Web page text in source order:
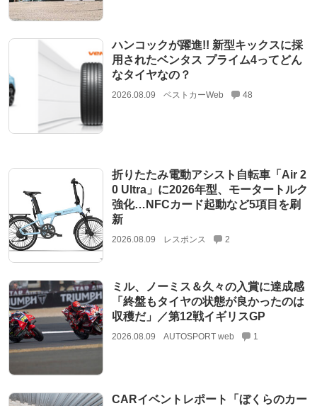
ハンコックが躍進!! 新型キックスに採
用されたベンタス プライム4ってどん
なタイヤなの？
2026.08.09 ベストカーWeb 48
折りたたみ電動アシスト自転車「Air 2
0 Ultra」に2026年型、モータートルク
強化…NFCカード起動など5項目を刷
新
2026.08.09 レスポンス 2
ミル、ノーミス＆久々の入賞に達成感
「終盤もタイヤの状態が良かったのは
収穫だ」／第12戦イギリスGP
2026.08.09 AUTOSPORT web 1
CARイベントレポート「ぼくらのカー